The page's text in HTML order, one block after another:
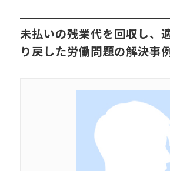
未払いの残業代を回収し、
り戻した労働問題の解決事